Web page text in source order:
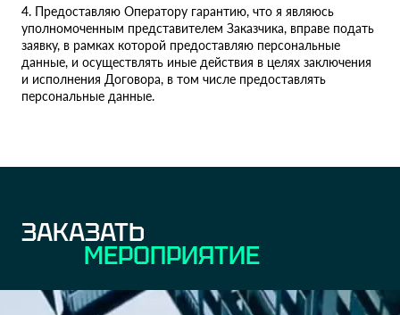
4. Предоставляю Оператору гарантию, что я являюсь
уполномоченным представителем Заказчика, вправе подать
заявку, в рамках которой предоставляю персональные
данные, и осуществлять иные действия в целях заключения
и исполнения Договора, в том числе предоставлять
персональные данные.
ЗАКАЗАТЬ
МЕРОПРИЯТИЕ